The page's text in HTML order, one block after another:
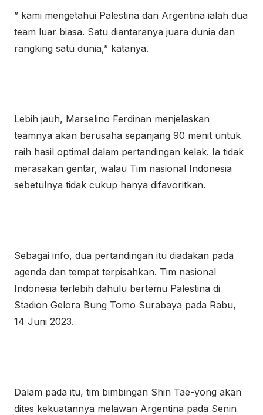
” kami mengetahui Palestina dan Argentina ialah dua
team luar biasa. Satu diantaranya juara dunia dan
rangking satu dunia,” katanya.
Lebih jauh, Marselino Ferdinan menjelaskan
teamnya akan berusaha sepanjang 90 menit untuk
raih hasil optimal dalam pertandingan kelak. Ia tidak
merasakan gentar, walau Tim nasional Indonesia
sebetulnya tidak cukup hanya difavoritkan.
Sebagai info, dua pertandingan itu diadakan pada
agenda dan tempat terpisahkan. Tim nasional
Indonesia terlebih dahulu bertemu Palestina di
Stadion Gelora Bung Tomo Surabaya pada Rabu,
14 Juni 2023.
Dalam pada itu, tim bimbingan Shin Tae-yong akan
dites kekuatannya melawan Argentina pada Senin